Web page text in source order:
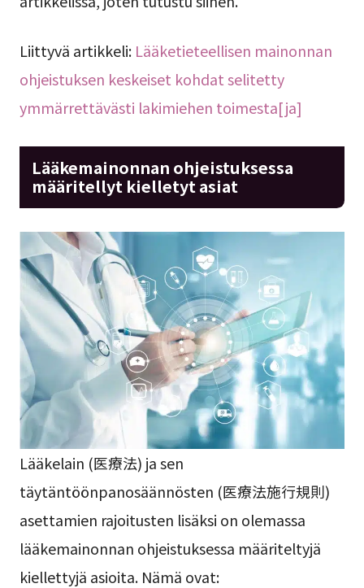
Liittyvä artikkeli: Lääketieteellisen mainonnan
ohjeistuksen keskeiset kohdat selitetty
ymmärrettävästi lakimiehen toimesta[ja]
Lääkemainonnan ohjeistuksessa
määritellyt kielletyt asiat
Lääkelain (医療法) ja sen
täytäntöönpanosäännösten (医療法施行規則)
asettamien rajoitusten lisäksi on olemassa
lääkemainonnan ohjeistuksessa määriteltyjä
kiellettyjä asioita. Nämä ovat: